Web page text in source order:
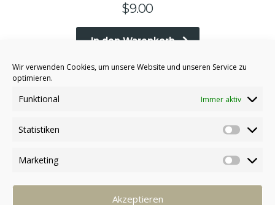
Wir verwenden Cookies, um unsere Website und unseren Service zu
optimieren.
Funktional Immer aktiv
Statistiken
Marketing
Akzeptieren
$9.00
In den Warenkorb